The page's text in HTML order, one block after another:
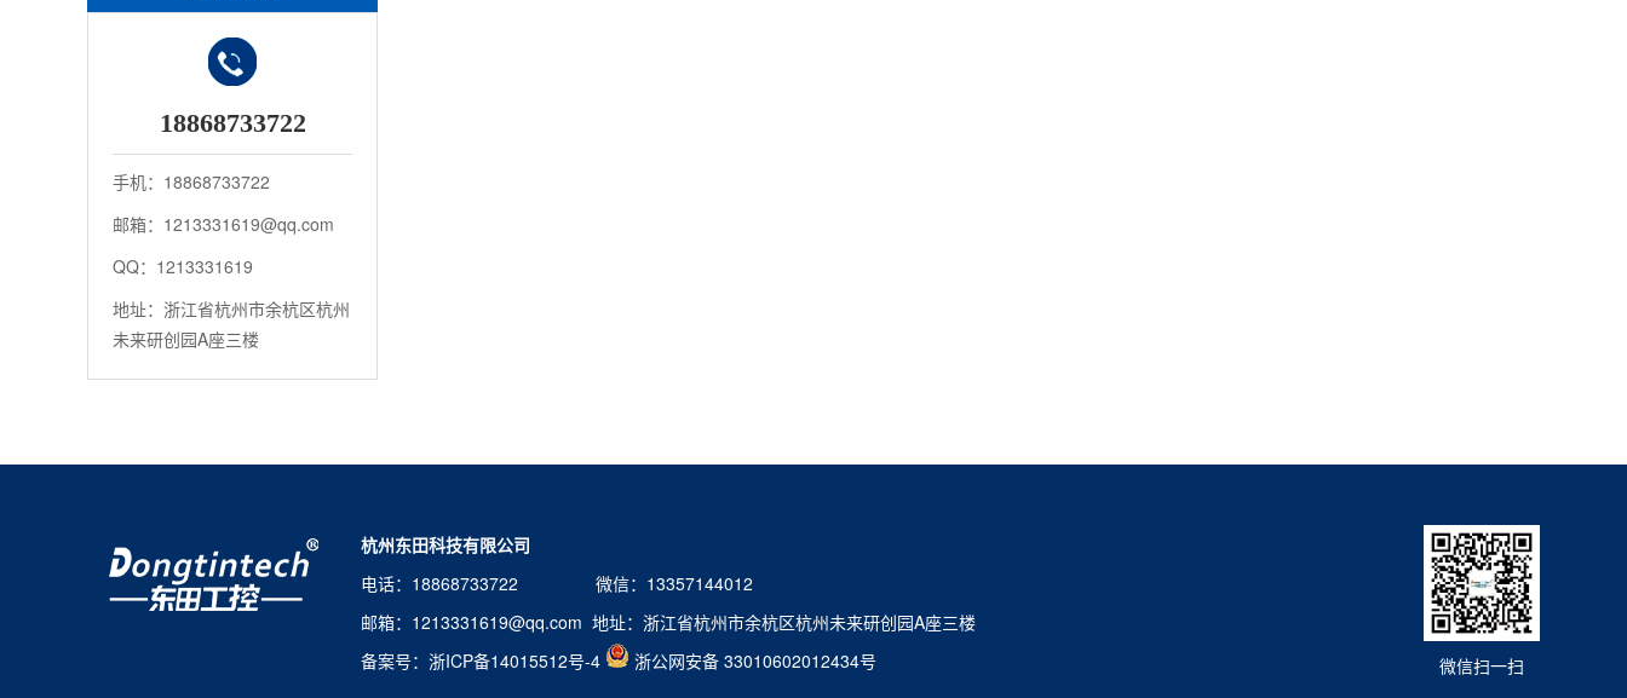
18868733722
手机：18868733722
邮箱：1213331619@qq.com
QQ：1213331619
地址：浙江省杭州市余杭区杭州
未来研创园A座三楼
微信扫一扫
杭州东田科技有限公司
电话：18868733722 微信：13357144012
邮箱：1213331619@qq.com 地址：浙江省杭州市余杭区杭州未来研创园A座三楼
备案号： 浙ICP备14015512号-4 浙公网安备 33010602012434号